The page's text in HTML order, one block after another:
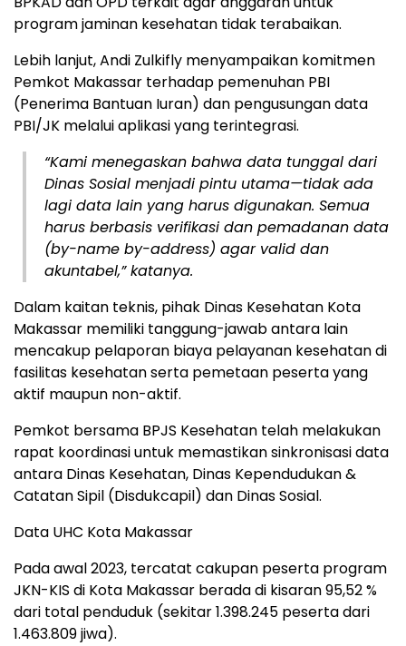
program jaminan kesehatan tidak terabaikan.
Lebih lanjut, Andi Zulkifly menyampaikan komitmen
Pemkot Makassar terhadap pemenuhan PBI
(Penerima Bantuan Iuran) dan pengusungan data
PBI/JK melalui aplikasi yang terintegrasi.
“Kami menegaskan bahwa data tunggal dari
Dinas Sosial menjadi pintu utama—tidak ada
lagi data lain yang harus digunakan. Semua
harus berbasis verifikasi dan pemadanan data
(by-name by-address) agar valid dan
akuntabel,” katanya.
Dalam kaitan teknis, pihak Dinas Kesehatan Kota
Makassar memiliki tanggung-jawab antara lain
mencakup pelaporan biaya pelayanan kesehatan di
fasilitas kesehatan serta pemetaan peserta yang
aktif maupun non-aktif.
Pemkot bersama BPJS Kesehatan telah melakukan
rapat koordinasi untuk memastikan sinkronisasi data
antara Dinas Kesehatan, Dinas Kependudukan &
Catatan Sipil (Disdukcapil) dan Dinas Sosial.
Data UHC Kota Makassar
Pada awal 2023, tercatat cakupan peserta program
JKN-KIS di Kota Makassar berada di kisaran 95,52 %
dari total penduduk (sekitar 1.398.245 peserta dari
1.463.809 jiwa).